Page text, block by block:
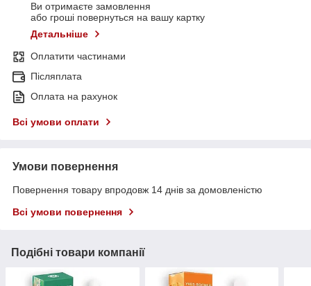
Ви отримаєте замовлення
або гроші повернуться на вашу картку
Детальніше
Оплатити частинами
Післяплата
Оплата на рахунок
Всі умови оплати
Умови повернення
Повернення товару впродовж 14 днів за домовленістю
Всі умови повернення
Подібні товари компанії